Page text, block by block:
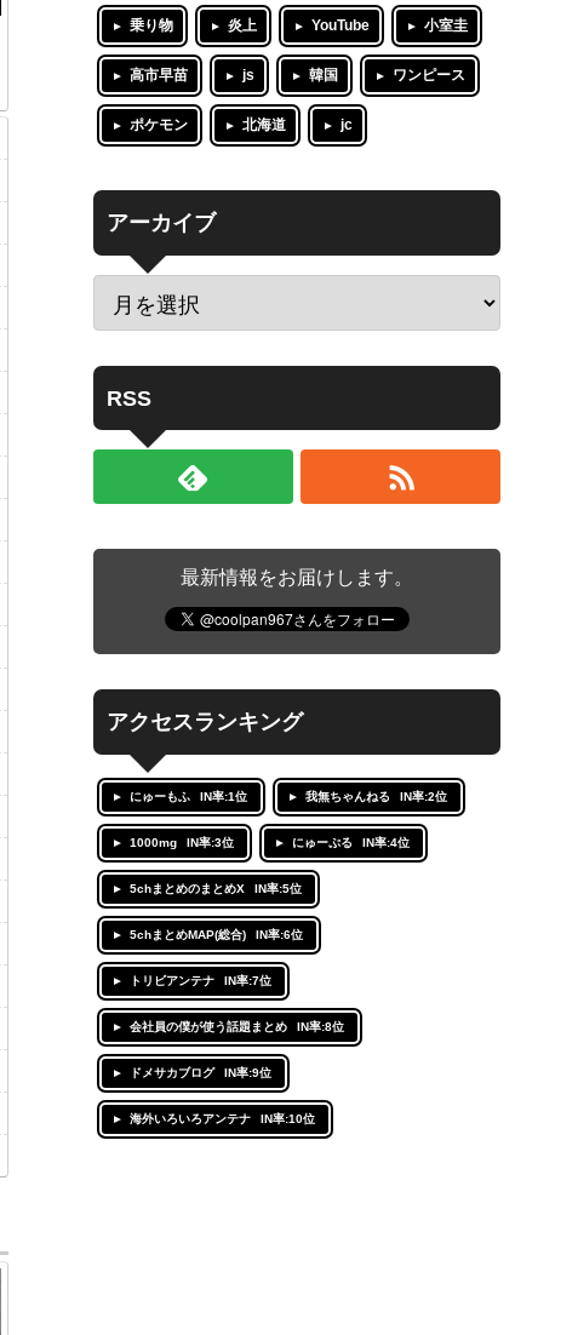
乗り物 炎上 YouTube 小室圭
高市早苗 js 韓国 ワンピース
ポケモン 北海道 jc
アーカイブ
RSS
最新情報をお届けします。
アクセスランキング
にゅーもふ IN率:1位 我無ちゃんねる IN率:2位
1000mg IN率:3位 にゅーぷる IN率:4位
5chまとめのまとめX IN率:5位
5chまとめMAP(総合) IN率:6位
トリビアンテナ IN率:7位
会社員の僕が使う話題まとめ IN率:8位
ドメサカブログ IN率:9位
海外いろいろアンテナ IN率:10位